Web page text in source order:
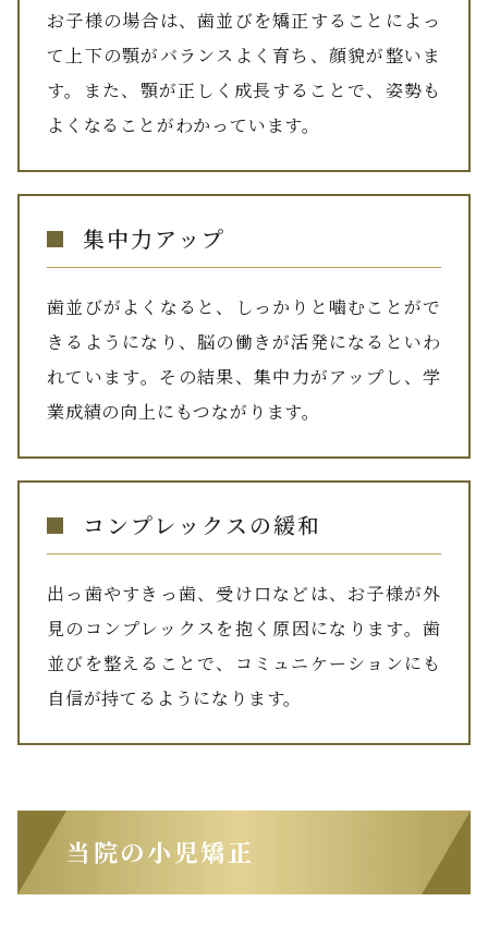
お子様の場合は、歯並びを矯正することによっ
て上下の顎がバランスよく育ち、顔貌が整いま
す。また、顎が正しく成長することで、姿勢も
よくなることがわかっています。
集中力アップ
歯並びがよくなると、しっかりと噛むことがで
きるようになり、脳の働きが活発になるといわ
れています。その結果、集中力がアップし、学
業成績の向上にもつながります。
コンプレックスの緩和
出っ歯やすきっ歯、受け口などは、お子様が外
見のコンプレックスを抱く原因になります。歯
並びを整えることで、コミュニケーションにも
自信が持てるようになります。
当院の小児矯正